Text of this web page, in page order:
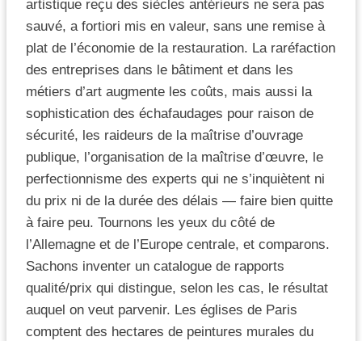
artistique reçu des siècles antérieurs ne sera pas
sauvé, a fortiori mis en valeur, sans une remise à
plat de l’économie de la restauration. La raréfaction
des entreprises dans le bâtiment et dans les
métiers d’art augmente les coûts, mais aussi la
sophistication des échafaudages pour raison de
sécurité, les raideurs de la maîtrise d’ouvrage
publique, l’organisation de la maîtrise d’œuvre, le
perfectionnisme des experts qui ne s’inquiètent ni
du prix ni de la durée des délais — faire bien quitte
à faire peu. Tournons les yeux du côté de
l’Allemagne et de l’Europe centrale, et comparons.
Sachons inventer un catalogue de rapports
qualité/prix qui distingue, selon les cas, le résultat
auquel on veut parvenir. Les églises de Paris
comptent des hectares de peintures murales du